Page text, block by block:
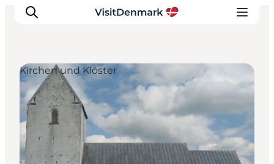
Inspiration
Regionen
Erlebnisse
Unterkünfte
Kirchen und Klöster